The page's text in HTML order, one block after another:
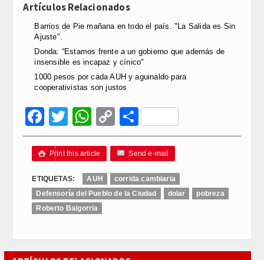
Artículos Relacionados
Barrios de Pie mañana en todo el país. "La Salida es Sin
Ajuste".
Donda: “Estamos frente a un gobierno que además de
insensible es incapaz y cínico"
1000 pesos por cada AUH y aguinaldo para
cooperativistas son justos
Facebook
Twitter
WhatsApp
Copy
Link
Compartir
 Print this article Send e-mail
ETIQUETAS: AUH
corrida cambiaria
Defensoría del Pueblo de la Ciudad
dolar
pobreza
Roberto Baigorria